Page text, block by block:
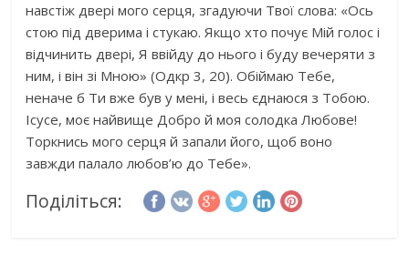
навстіж двері мого серця, згадуючи Твої слова: «Ось
стою під дверима і стукаю. Якщо хто почує Мій голос і
відчинить двері, Я ввійду до нього і буду вечеряти з
ним, і він зі Мною» (Одкр 3, 20). Обіймаю Тебе,
неначе б Ти вже був у мені, і весь єднаюся з Тобою.
Ісусе, моє найвище Добро й моя солодка Любове!
Торкнись мого серця й запали його, щоб воно
завжди палало любов’ю до Тебе».
Поділіться: